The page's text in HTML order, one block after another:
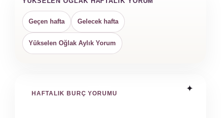
Geçen hafta Gelecek hafta
Yükselen Oğlak Aylık Yorum
HAFTALIK BURÇ YORUMU